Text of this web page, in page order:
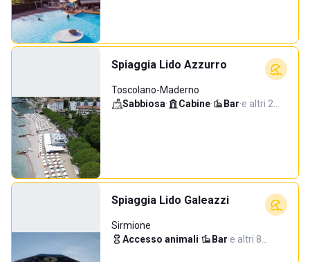
Spiaggia Lido Azzurro
Toscolano-Maderno
Sabbiosa· Cabine· Bar·e altri 2…
Spiaggia Lido Galeazzi
Sirmione
Accesso animali· Bar·e altri 8…